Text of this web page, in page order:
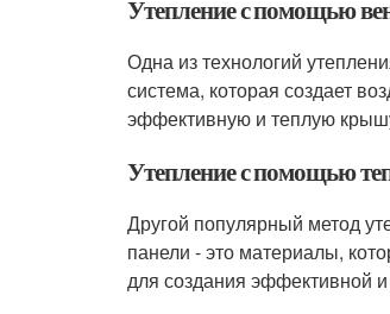
Утепление с помощью
Одна из технологий
система, которая создает
эффективную и теплую
Утепление с помощью
Другой популярный метод
панели - это материалы,
для создания эффективной